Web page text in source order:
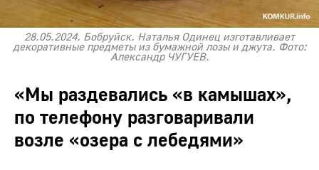
28.05.2024. Бобруйск. Наталья Одинец изготавливает
декоративные предметы из бумажной лозы и джута. Фото:
Александр ЧУГУЕВ.
«Мы раздевались «в камышах»,
по телефону разговаривали
возле «озера с лебедями»